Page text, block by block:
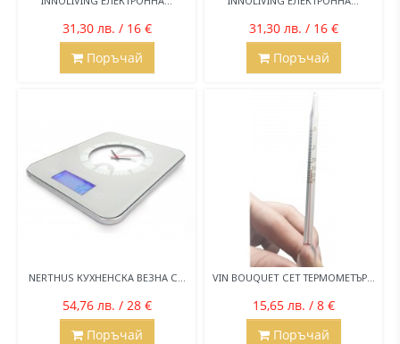
31,30 лв. / 16 €
Поръчай
31,30 лв. / 16 €
Поръчай
NERTHUS КУХНЕНСКА ВЕЗНА С...
54,76 лв. / 28 €
Поръчай
VIN BOUQUET СЕТ ТЕРМОМЕТЪР...
15,65 лв. / 8 €
Поръчай